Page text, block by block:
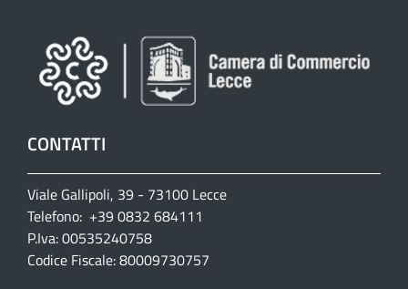
CONTATTI
Viale Gallipoli, 39 - 73100 Lecce
Telefono: +39 0832 684111
P.Iva: 00535240758
Codice Fiscale: 80009730757